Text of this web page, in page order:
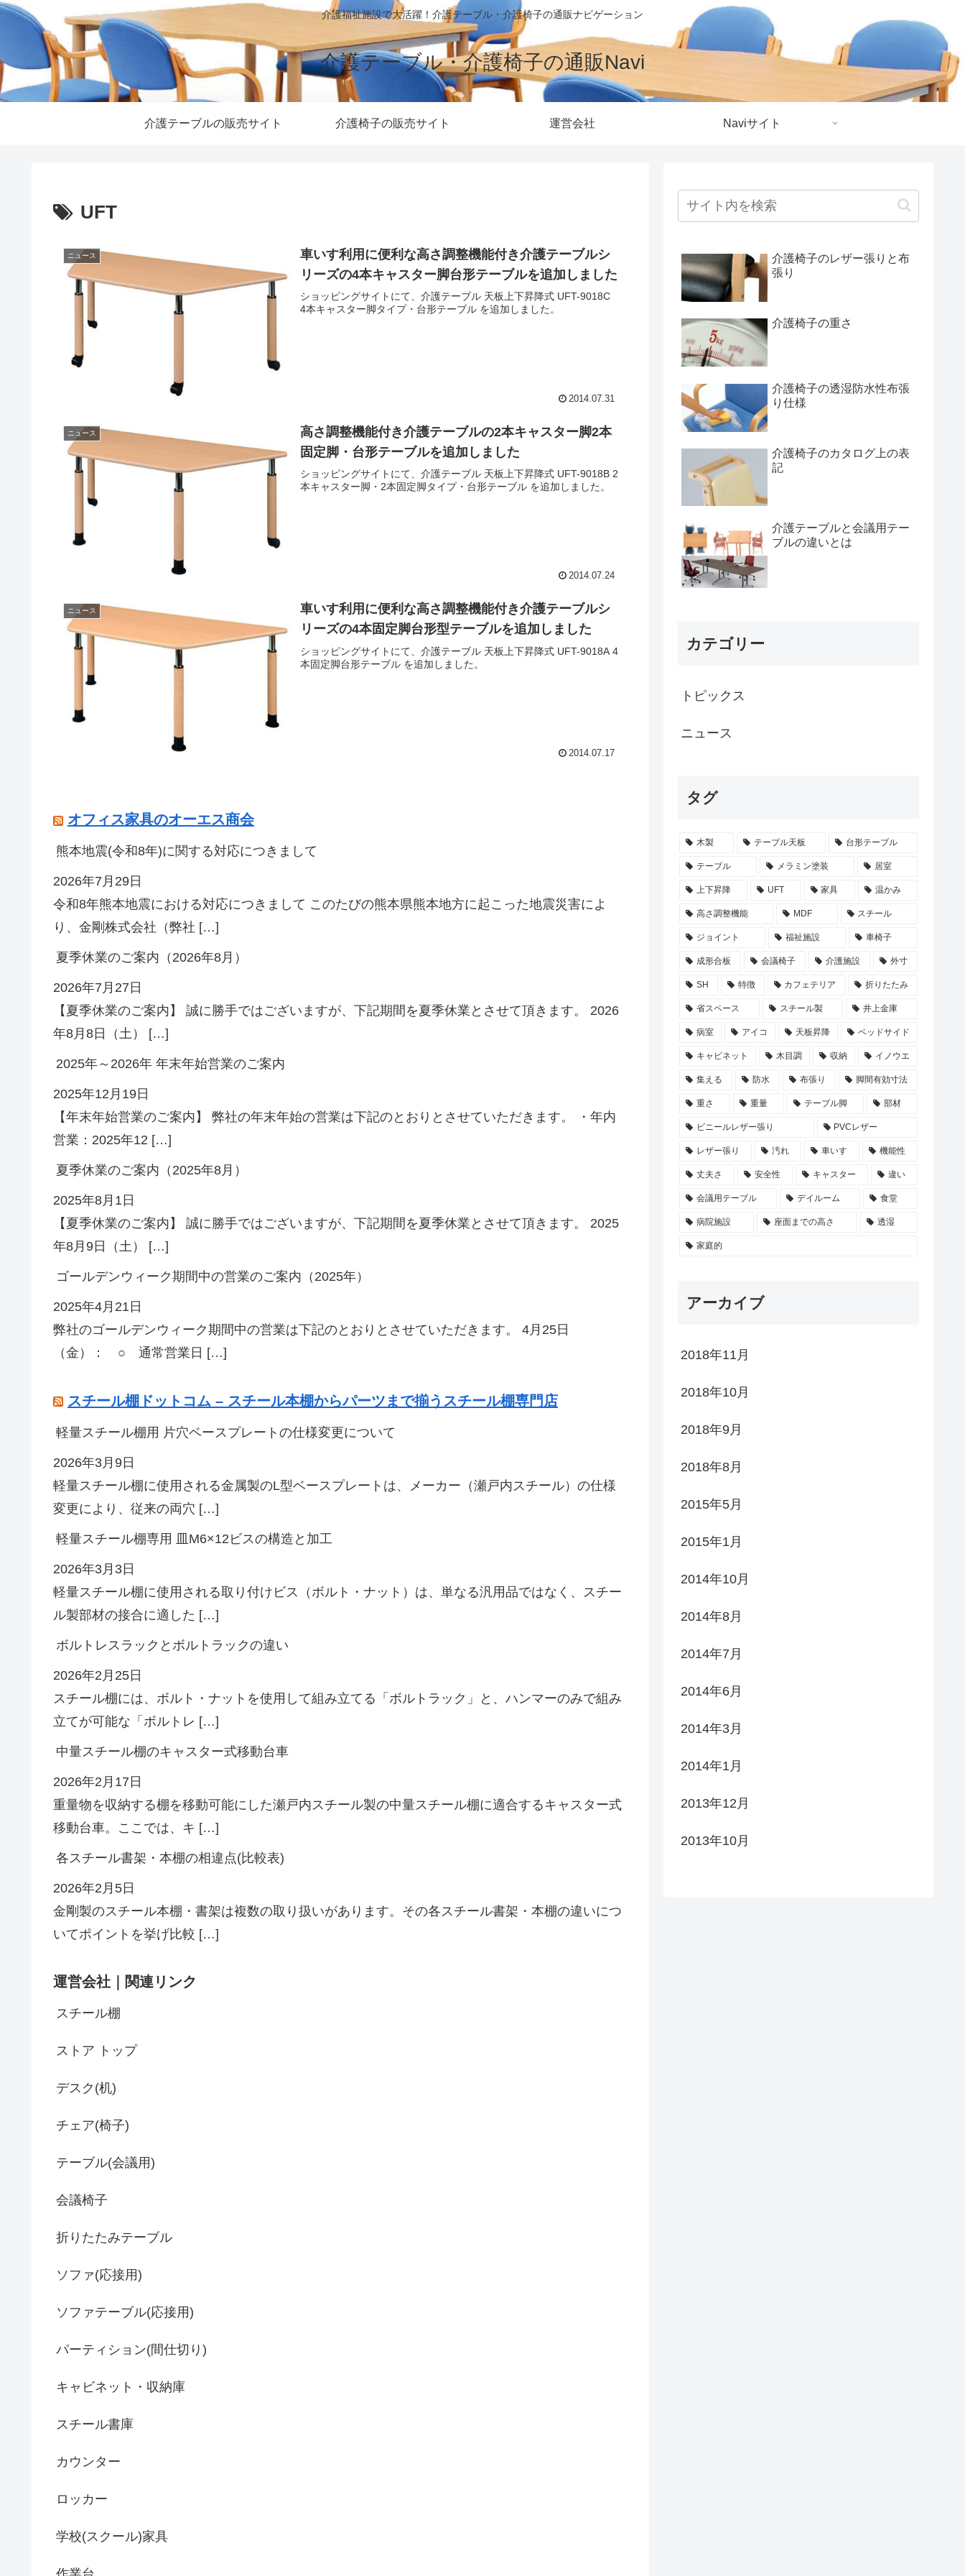
介護福祉施設で大活躍！介護テーブル・介護椅子の通販ナビゲーション
介護テーブル・介護椅子の通販Navi
介護テーブルの販売サイト 介護椅子の販売サイト 運営会社 Naviサイト
UFT
ニュース
車いす利用に便利な高さ調整機能付き介護テーブルシ
リーズの4本キャスター脚台形テーブルを追加しました
ショッピングサイトにて、介護テーブル 天板上下昇降式 UFT-9018C
4本キャスター脚タイプ・台形テーブル を追加しました。
2014.07.31
ニュース
高さ調整機能付き介護テーブルの2本キャスター脚2本
固定脚・台形テーブルを追加しました
ショッピングサイトにて、介護テーブル 天板上下昇降式 UFT-9018B 2
本キャスター脚・2本固定脚タイプ・台形テーブル を追加しました。
2014.07.24
ニュース
車いす利用に便利な高さ調整機能付き介護テーブルシ
リーズの4本固定脚台形型テーブルを追加しました
ショッピングサイトにて、介護テーブル 天板上下昇降式 UFT-9018A 4
本固定脚台形テーブル を追加しました。
2014.07.17
オフィス家具のオーエス商会
熊本地震(令和8年)に関する対応につきまして
2026年7月29日
令和8年熊本地震における対応につきまして このたびの熊本県熊本地方に起こった地震災害によ
り、金剛株式会社（弊社 […]
夏季休業のご案内（2026年8月）
2026年7月27日
【夏季休業のご案内】 誠に勝手ではございますが、下記期間を夏季休業とさせて頂きます。 2026
年8月8日（土） […]
2025年～2026年 年末年始営業のご案内
2025年12月19日
【年末年始営業のご案内】 弊社の年末年始の営業は下記のとおりとさせていただきます。 ・年内
営業：2025年12 […]
夏季休業のご案内（2025年8月）
2025年8月1日
【夏季休業のご案内】 誠に勝手ではございますが、下記期間を夏季休業とさせて頂きます。 2025
年8月9日（土） […]
ゴールデンウィーク期間中の営業のご案内（2025年）
2025年4月21日
弊社のゴールデンウィーク期間中の営業は下記のとおりとさせていただきます。 4月25日
（金）： ○ 通常営業日 […]
スチール棚ドットコム – スチール本棚からパーツまで揃うスチール棚専門店
軽量スチール棚用 片穴ベースプレートの仕様変更について
2026年3月9日
軽量スチール棚に使用される金属製のL型ベースプレートは、メーカー（瀬戸内スチール）の仕様
変更により、従来の両穴 […]
軽量スチール棚専用 皿M6×12ビスの構造と加工
2026年3月3日
軽量スチール棚に使用される取り付けビス（ボルト・ナット）は、単なる汎用品ではなく、スチー
ル製部材の接合に適した […]
ボルトレスラックとボルトラックの違い
2026年2月25日
スチール棚には、ボルト・ナットを使用して組み立てる「ボルトラック」と、ハンマーのみで組み
立てが可能な「ボルトレ […]
中量スチール棚のキャスター式移動台車
2026年2月17日
重量物を収納する棚を移動可能にした瀬戸内スチール製の中量スチール棚に適合するキャスター式
移動台車。ここでは、キ […]
各スチール書架・本棚の相違点(比較表)
2026年2月5日
金剛製のスチール本棚・書架は複数の取り扱いがあります。その各スチール書架・本棚の違いにつ
いてポイントを挙げ比較 […]
運営会社｜関連リンク
スチール棚
ストア トップ
デスク(机)
チェア(椅子)
テーブル(会議用)
会議椅子
折りたたみテーブル
ソファ(応接用)
ソファテーブル(応接用)
パーティション(間仕切り)
キャビネット・収納庫
スチール書庫
カウンター
ロッカー
学校(スクール)家具
介護椅子のレザー張りと布
張り
介護椅子の重さ
介護椅子の透湿防水性布張
り仕様
介護椅子のカタログ上の表
記
介護テーブルと会議用テー
ブルの違いとは
カテゴリー
トピックス
ニュース
タグ
木製 テーブル天板 台形テーブル
テーブル メラミン塗装 居室
上下昇降 UFT 家具 温かみ
高さ調整機能 MDF スチール
ジョイント 福祉施設 車椅子
成形合板 会議椅子 介護施設 外寸
SH 特徴 カフェテリア 折りたたみ
省スペース スチール製 井上金庫
病室 アイコ 天板昇降 ベッドサイド
キャビネット 木目調 収納 イノウエ
集える 防水 布張り 脚間有効寸法
重さ 重量 テーブル脚 部材
ビニールレザー張り PVCレザー
レザー張り 汚れ 車いす 機能性
丈夫さ 安全性 キャスター 違い
会議用テーブル デイルーム 食堂
病院施設 座面までの高さ 透湿
家庭的
アーカイブ
2018年11月
2018年10月
2018年9月
2018年8月
2015年5月
2015年1月
2014年10月
2014年8月
2014年7月
2014年6月
2014年3月
2014年1月
2013年12月
2013年10月